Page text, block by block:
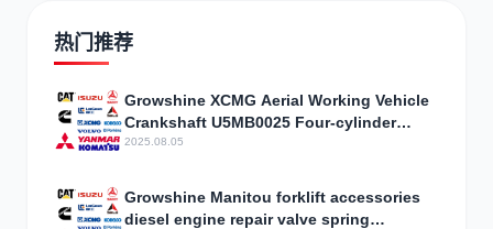
热门推荐
Growshine XCMG Aerial Working Vehicle
Crankshaft U5MB0025 Four-cylinder
Engine Accessories
2025.08.05
Growshine Manitou forklift accessories
diesel engine repair valve spring